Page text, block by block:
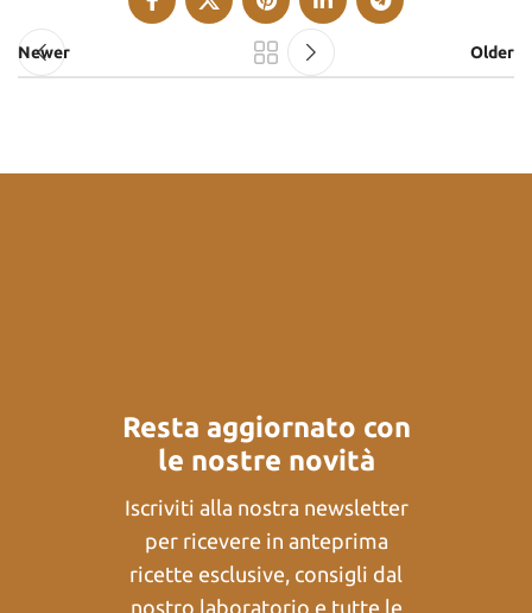
Newer Older
Resta aggiornato con
le nostre novità
Iscriviti alla nostra newsletter
per ricevere in anteprima
ricette esclusive, consigli dal
nostro laboratorio e tutte le